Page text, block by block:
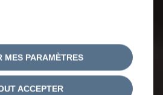
MES PARAMÈTRES
ACCEPTER